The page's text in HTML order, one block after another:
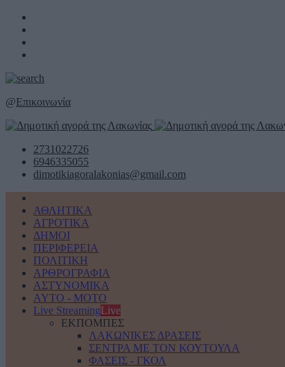
@Επικοινωνία
2731022726
6946335055
dimotikiagoralakonias@gmail.com
ΑΘΛΗΤΙΚΑ
ΑΓΡΟΤΙΚΑ
ΔΗΜΟΙ
ΠΕΡΙΦΕΡΕΙΑ
ΠΟΛΙΤΙΚΗ
ΑΡΘΡΟΓΡΑΦΙΑ
ΑΣΤΥΝΟΜΙΚΑ
AYTO - MOTO
Live StreamingLive
ΕΚΠΟΜΠΕΣ
ΛΑΚΩΝΙΚΕΣ ΔΡΑΣΕΙΣ
ΣΕΝΤΡΑ ΜΕ ΤΟΝ ΚΟΥΤΟΥΛΑ
ΦΑΣΕΙΣ - ΓΚΟΛ